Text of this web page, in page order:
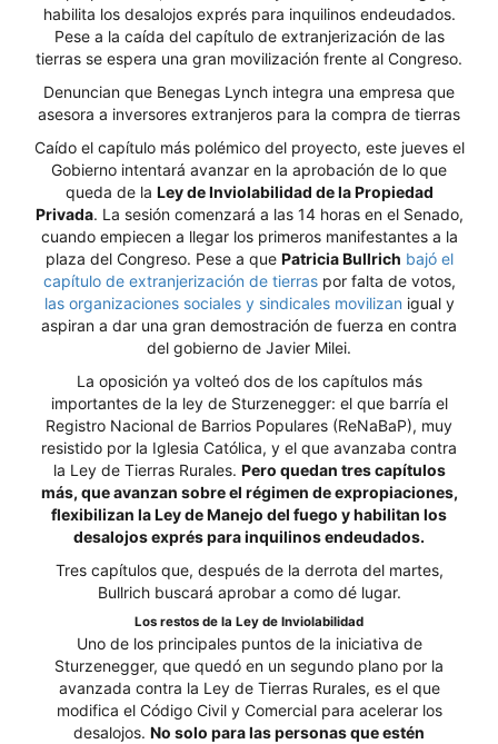
habilita los desalojos exprés para inquilinos endeudados.
Pese a la caída del capítulo de extranjerización de las
tierras se espera una gran movilización frente al Congreso.
Denuncian que Benegas Lynch integra una empresa que
asesora a inversores extranjeros para la compra de tierras
Caído el capítulo más polémico del proyecto, este jueves el
Gobierno intentará avanzar en la aprobación de lo que
queda de la Ley de Inviolabilidad de la Propiedad
Privada. La sesión comenzará a las 14 horas en el Senado,
cuando empiecen a llegar los primeros manifestantes a la
plaza del Congreso. Pese a que Patricia Bullrich bajó el
capítulo de extranjerización de tierraspor falta de votos,
las organizaciones sociales y sindicales movilizan igual y
aspiran a dar una gran demostración de fuerza en contra
del gobierno de Javier Milei.
La oposición ya volteó dos de los capítulos más
importantes de la ley de Sturzenegger: el que barría el
Registro Nacional de Barrios Populares (ReNaBaP), muy
resistido por la Iglesia Católica, y el que avanzaba contra
la Ley de Tierras Rurales. Pero quedan tres capítulos
más, que avanzan sobre el régimen de expropiaciones,
flexibilizan la Ley de Manejo del fuego y habilitan los
desalojos exprés para inquilinos endeudados.
Tres capítulos que, después de la derrota del martes,
Bullrich buscará aprobar a como dé lugar.
Los restos de la Ley de Inviolabilidad
Uno de los principales puntos de la iniciativa de
Sturzenegger, que quedó en un segundo plano por la
avanzada contra la Ley de Tierras Rurales, es el que
modifica el Código Civil y Comercial para acelerar los
desalojos. No solo para las personas que estén